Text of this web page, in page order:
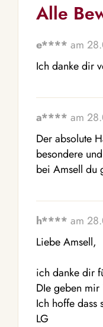
Alle
e**** am
Ich danke dir
a**** am
Der absolute
besondere
bei Amsell du
h**** am
Liebe Amsell,
ich danke dir
DIe geben
Ich hoffe dass
LG